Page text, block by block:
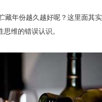
年份越久越好呢？这里面其实
维的错误认识。